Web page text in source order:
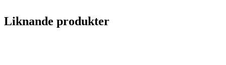
Liknande produkter